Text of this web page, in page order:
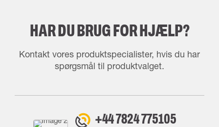
HAR DU BRUG FOR HJÆLP?
Kontakt vores produktspecialister, hvis du har
spørgsmål til produktvalget.
+44 7824 775105